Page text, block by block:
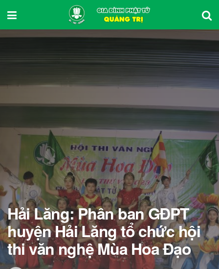
Hải Lăng: Phân ban GĐPT
huyện Hải Lăng tổ chức hội
thi văn nghệ Mùa Hoa Đạo